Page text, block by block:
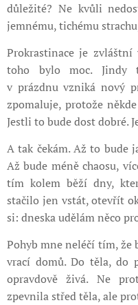
důležité? Ne kvůli
jemnému, tichému
Prokrastinace je zvláštní
toho bylo moc. Jindy
v prázdnu vzniká nový
zpomaluje, protože
Jestli to bude dost dobré.
A tak čekám. Až to bude
Až bude méně chaosu,
tím kolem běží dny,
stačilo jen vstát, otevřít
si: dneska udělám něco
Pohyb mne neléčí tím, že
vrací domů. Do těla, do
opravdově živá. Ne
zpevnila střed těla, ale